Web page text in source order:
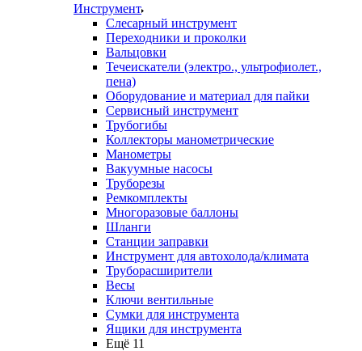
Инструмент
Слесарный инструмент
Переходники и проколки
Вальцовки
Течеискатели (электро., ультрофиолет.,
пена)
Оборудование и материал для пайки
Сервисный инструмент
Трубогибы
Коллекторы манометрические
Манометры
Вакуумные насосы
Труборезы
Ремкомплекты
Многоразовые баллоны
Шланги
Станции заправки
Инструмент для автохолода/климата
Труборасширители
Весы
Ключи вентильные
Сумки для инструмента
Ящики для инструмента
Ещё 11